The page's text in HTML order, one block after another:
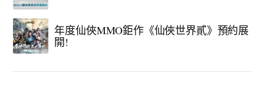
年度仙俠MMO鉅作《仙俠世界貳》預約展
開!